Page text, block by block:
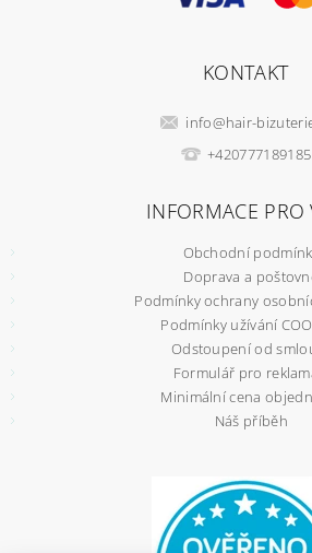
KONTAKT
info@hair-
+420777189185
INFORMACE PRO
Obchodní
Doprava a
Podmínky ochrany
Podmínky užívání
Odstoupení od
Formulář pro
Minimální cena
Náš příběh